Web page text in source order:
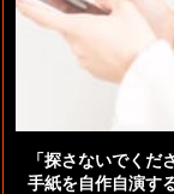
「探さないでくだ
手紙を自作自演す